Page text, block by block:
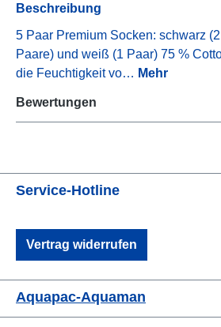
Beschreibung
5 Paar Premium Socken: schwarz
Paare) und weiß (1 Paar) 75 %
die Feuchtigkeit vo… Mehr
Bewertungen
Service-Hotline
Vertrag widerrufen
Aquapac-Aquaman